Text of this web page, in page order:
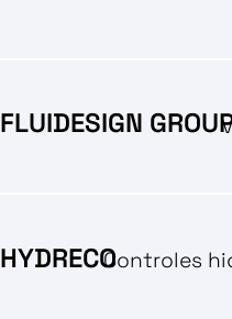
FLUIDESIGN
HYDRECOControles